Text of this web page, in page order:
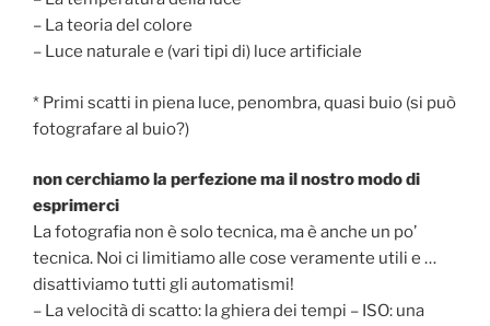
– La teoria del colore
– Luce naturale e (vari tipi di) luce artificiale
* Primi scatti in piena luce, penombra, quasi buio (si può
fotografare al buio?)
non cerchiamo la perfezione ma il nostro modo di
esprimerci
La fotografia non è solo tecnica, ma è anche un po’
tecnica. Noi ci limitiamo alle cose veramente utili e …
disattiviamo tutti gli automatismi!
– La velocità di scatto: la ghiera dei tempi – ISO: una